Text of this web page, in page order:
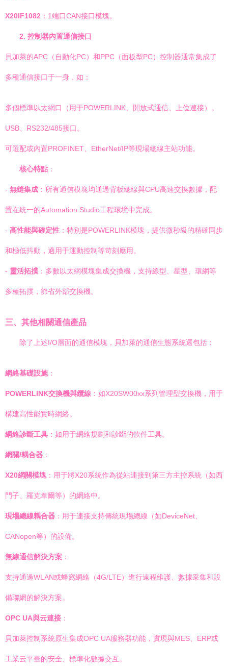
X20IF1082 ：1端口CAN接口模塊。
2. 控制器內置通信接口
貝加萊的APC（自動化PC）和PPC（面板型PC）控制器通常集成了
多種通信接口于一身，如：
多個標準以太網口（用于POWERLINK、開放式通信、上位連接）。
USB、RS232/485接口。
可選配或內置PROFINET、EtherNet/IP等現場總線主站功能。
核心特點 ：
- 無縫集成 ：所有通信模塊均通過背板總線與CPU高速交換數據，配
置在統一的Automation Studio工程環境中完成。
- 高性能與確定性 ：特別是POWERLINK模塊，提供微秒級的精確同步
和極低抖動，適用于運動控制等苛刻應用。
- 靈活拓撲 ：多數以太網模塊集成交換機，支持線型、星型、環網等
多種拓撲，節省外部交換機。
三、其他相關通信產品
除了上述I/O層面的通信模塊，貝加萊的通信生態系統還包括：
網絡基礎設施：
POWERLINK交換機與纜線 ：如X20SW00xx系列管理型交換機，用于
構建高性能實時網絡。
網絡診斷工具 ：如用于網絡規劃和診斷的軟件工具。
網關/耦合器 ：
X20網關模塊 ：用于將X20系統作為從站連接到第三方主控系統（如西
門子、羅克韋爾等）的網絡中。
現場總線耦合器 ：用于連接支持傳統現場總線（如DeviceNet、
CANopen等）的設備。
無線通信解決方案 ：
支持通過WLAN或蜂窩網絡（4G/LTE）進行遠程維護、數據采集和設
備聯網的解決方案。
OPC UA與云連接 ：
貝加萊控制系統原生集成OPC UA服務器功能，實現與MES、ERP或
工業云平臺的安全、標準化數據交互。